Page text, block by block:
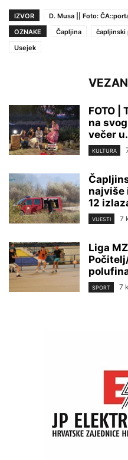
IZVOR
D. Musa || Foto:
OZNAKE
Čapljina čapljinski
Usejek
FOTO |
na
večer
KULTURA
najviše
12
VIJESTI 7
Liga
SPORT 7